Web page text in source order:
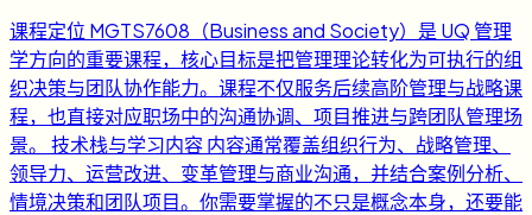
课程定位 MGTS7608（Business and Society）是 UQ 管理
学方向的重要课程，核心目标是把管理理论转化为可执行的组
织决策与团队协作能力。课程不仅服务后续高阶管理与战略课
程，也直接对应职场中的沟通协调、项目推进与跨团队管理场
景。 技术栈与学习内容 内容通常覆盖组织行为、战略管理、
领导力、运营改进、变革管理与商业沟通，并结合案例分析、
情境决策和团队项目。你需要掌握的不只是概念本身，还要能